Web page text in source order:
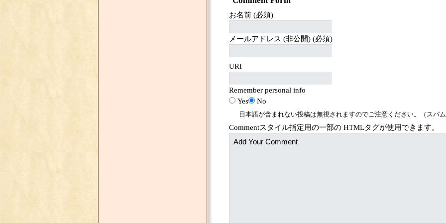
お名前 (必須)
メールアドレス (非公開) (必須)
URI
Remember personal info
Yes
No
日本語が含まれない投稿は無視されますのでご注意ください。（スパ
Commentスタイル指定用の一部の HTMLタグが使用できます。